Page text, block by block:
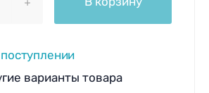
варианты товара